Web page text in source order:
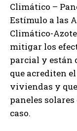
Climático –
Estímulo a las
Climático-
mitigar los
parcial y están
que acrediten
viviendas y
paneles solares
caso.